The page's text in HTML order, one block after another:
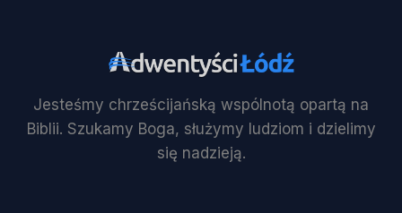
Jesteśmy chrześcijańską wspólnotą opartą na
Biblii. Szukamy Boga, służymy ludziom i dzielimy
się nadzieją.